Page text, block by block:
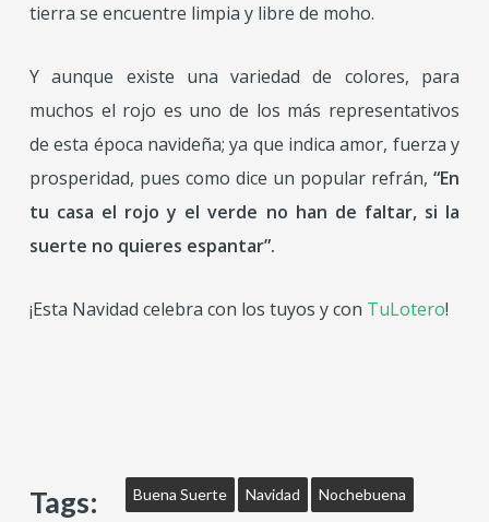
tierra se encuentre limpia y libre de moho.
Y aunque existe una variedad de colores, para
muchos el rojo es uno de los más representativos
de esta época navideña; ya que indica amor, fuerza y
prosperidad, pues como dice un popular refrán, “En
tu casa el rojo y el verde no han de faltar, si la
suerte no quieres espantar”.
¡Esta Navidad celebra con los tuyos y con TuLotero!
Tags: Buena Suerte Navidad Nochebuena